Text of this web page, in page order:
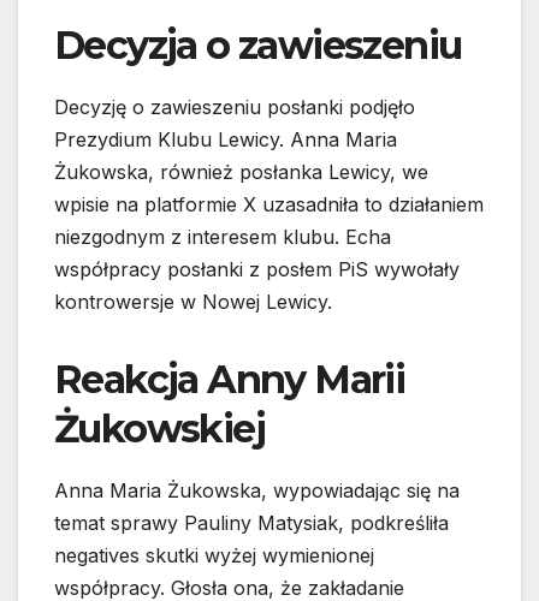
Decyzja o zawieszeniu
Decyzję o zawieszeniu posłanki podjęło
Prezydium Klubu Lewicy. Anna Maria
Żukowska, również posłanka Lewicy, we
wpisie na platformie X uzasadniła to działaniem
niezgodnym z interesem klubu. Echa
współpracy posłanki z posłem PiS wywołały
kontrowersje w Nowej Lewicy.
Reakcja Anny Marii
Żukowskiej
Anna Maria Żukowska, wypowiadając się na
temat sprawy Pauliny Matysiak, podkreśliła
negatives skutki wyżej wymienionej
współpracy. Głosła ona, że zakładanie